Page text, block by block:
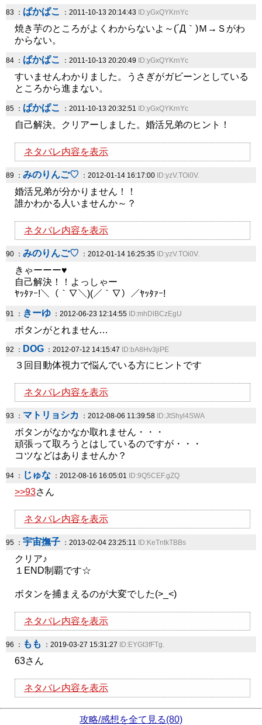
83 ： ぱかぱこ ：2011-10-13 20:14:43 ID:yGxQYKrnYc
焼き芋のところがよくわからないよ～(´Д｀)Ｍ→Ｓがわ
からない。
84 ： ぱかぱこ ：2011-10-13 20:20:49 ID:yGxQYKrnYc
すいませんわかりました。うさぎがガビーンとしている
ところから進まない。
85 ： ぱかぱこ ：2011-10-13 20:32:51 ID:yGxQYKrnYc
自己解決。クリアーしました。婚活兄弟のヒント！
ネタバレ内容を表示
89 ： みのりんご♡ ：2012-01-14 16:17:00 ID:yzV.TOi0V.
婚活兄弟が分かりません！！
誰かわかる人いませんか～？
ネタバレ内容を表示
90 ： みのりんご♡ ：2012-01-14 16:25:35 ID:yzV.TOi0V.
きゃーーー♥
自己解決！！よっしゃー
ﾔｯﾀｧｰ!＼（｀∇＼)(／｀∇）／ﾔｯﾀｧｰ!
91 ： きーゆ ：2012-06-23 12:14:55 ID:mhDlBCzEgU
ボタンがとれません…
92 ： DOG ：2012-07-12 14:15:47 ID:bA8Hv3jiPE
３回目動体視力で悩んでいる方にヒントです
ネタバレ内容を表示
93 ： マトリョシカ ：2012-08-06 11:39:58 ID:JtShyl4SWA
ボタンがなかなか取れません・・・
頑張って取ろうとはしているのですが・・・
コツなどはありませんか？
94 ： じゅな ：2012-08-16 16:05:01 ID:9Q5CEF.gZQ
>>93さん
ネタバレ内容を表示
95 ： 宇宙撫子 ：2013-02-04 23:25:11 ID:KeTntkTBBs
クリア♪
１END制覇です☆
ボタンを捕まえるのが大変でした(>_<)
ネタバレ内容を表示
96 ： もも ：2019-03-27 15:31:27 ID:EYGt3fFTg.
63さん
ネタバレ内容を表示
攻略/感想を全て見る(80)